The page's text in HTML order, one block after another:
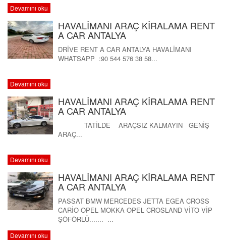
Devamını oku
HAVALİMANI ARAÇ KİRALAMA RENT
A CAR ANTALYA
DRİVE RENT A CAR ANTALYA HAVALİMANI
WHATSAPP :90 544 576 38 58...
Devamını oku
HAVALİMANI ARAÇ KİRALAMA RENT
A CAR ANTALYA
TATİLDE ARAÇSIZ KALMAYIN GENİŞ
ARAÇ...
Devamını oku
HAVALİMANI ARAÇ KİRALAMA RENT
A CAR ANTALYA
PASSAT BMW MERCEDES JETTA EGEA CROSS
CARİO OPEL MOKKA OPEL CROSLAND VİTO VİP
ŞÖFÖRLÜ....... ...
Devamını oku